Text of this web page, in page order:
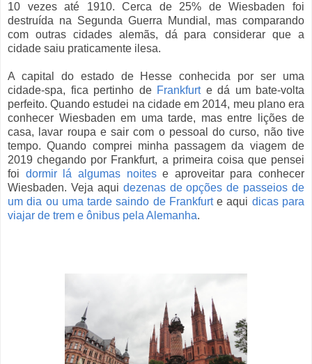
10 vezes até 1910. Cerca de 25% de Wiesbaden foi
destruída na Segunda Guerra Mundial, mas comparando
com outras cidades alemãs, dá para considerar que a
cidade saiu praticamente ilesa.
A capital do estado de Hesse conhecida por ser uma
cidade-spa, fica pertinho de Frankfurte dá um bate-volta
perfeito. Quando estudei na cidade em 2014, meu plano era
conhecer Wiesbaden em uma tarde, mas entre lições de
casa, lavar roupa e sair com o pessoal do curso, não tive
tempo. Quando comprei minha passagem da viagem de
2019 chegando por Frankfurt, a primeira coisa que pensei
foi dormir lá algumas noitese aproveitar para conhecer
Wiesbaden. Veja aqui dezenas de opções de passeios de
um dia ou uma tarde saindo de Frankfurte aqui dicas para
viajar de trem e ônibus pela Alemanha.